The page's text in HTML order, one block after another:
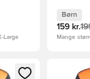
Large
Børn
159 kr.
Mange
at logge ind eller
Åbner